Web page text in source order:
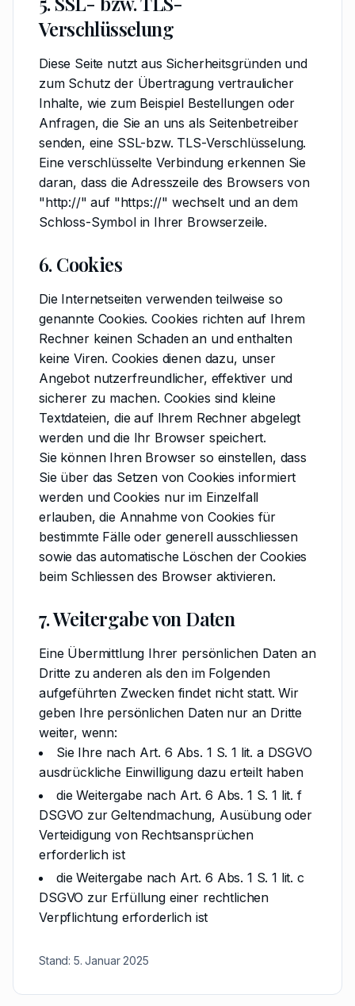
Verschlüsselung
Diese Seite nutzt aus Sicherheitsgründen und
zum Schutz der Übertragung vertraulicher
Inhalte, wie zum Beispiel Bestellungen oder
Anfragen, die Sie an uns als Seitenbetreiber
senden, eine SSL-bzw. TLS-Verschlüsselung.
Eine verschlüsselte Verbindung erkennen Sie
daran, dass die Adresszeile des Browsers von
"http://" auf "https://" wechselt und an dem
Schloss-Symbol in Ihrer Browserzeile.
6. Cookies
Die Internetseiten verwenden teilweise so
genannte Cookies. Cookies richten auf Ihrem
Rechner keinen Schaden an und enthalten
keine Viren. Cookies dienen dazu, unser
Angebot nutzerfreundlicher, effektiver und
sicherer zu machen. Cookies sind kleine
Textdateien, die auf Ihrem Rechner abgelegt
werden und die Ihr Browser speichert.
Sie können Ihren Browser so einstellen, dass
Sie über das Setzen von Cookies informiert
werden und Cookies nur im Einzelfall
erlauben, die Annahme von Cookies für
bestimmte Fälle oder generell ausschliessen
sowie das automatische Löschen der Cookies
beim Schliessen des Browser aktivieren.
7. Weitergabe von Daten
Eine Übermittlung Ihrer persönlichen Daten an
Dritte zu anderen als den im Folgenden
aufgeführten Zwecken findet nicht statt. Wir
geben Ihre persönlichen Daten nur an Dritte
weiter, wenn:
Sie Ihre nach Art. 6 Abs. 1 S. 1 lit. a DSGVO
ausdrückliche Einwilligung dazu erteilt haben
die Weitergabe nach Art. 6 Abs. 1 S. 1 lit. f
DSGVO zur Geltendmachung, Ausübung oder
Verteidigung von Rechtsansprüchen
erforderlich ist
die Weitergabe nach Art. 6 Abs. 1 S. 1 lit. c
DSGVO zur Erfüllung einer rechtlichen
Verpflichtung erforderlich ist
Stand: 5. Januar 2025